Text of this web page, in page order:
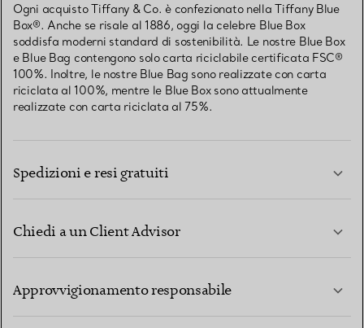
Ogni acquisto Tiffany & Co. è confezionato nella Tiffany Blue
Box®. Anche se risale al 1886, oggi la celebre Blue Box
soddisfa moderni standard di sostenibilità. Le nostre Blue Box
e Blue Bag contengono solo carta riciclabile certificata FSC®
100%. Inoltre, le nostre Blue Bag sono realizzate con carta
riciclata al 100%, mentre le Blue Box sono attualmente
realizzate con carta riciclata al 75%.
Spedizioni e resi gratuiti
Chiedi a un Client Advisor
Approvvigionamento responsabile